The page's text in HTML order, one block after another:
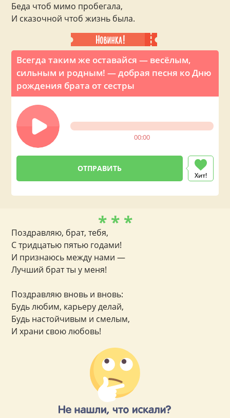
Всегда таким же оставайся — весёлым,
сильным и родным! — добрая песня ко Дню
рождения брата от сестры
00:00
Хит!
Беда чтоб мимо пробегала,
И сказочной чтоб жизнь была.
* * *
Поздравляю, брат, тебя,
С тридцатью пятью годами!
И признаюсь между нами —
Лучший брат ты у меня!
Поздравляю вновь и вновь:
Будь любим, карьеру делай,
Будь настойчивым и смелым,
И храни свою любовь!